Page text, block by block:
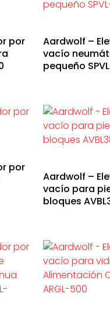
por
Aardwolf –
vacío
pequeño
por
Aardwolf –
vacío para
bloques